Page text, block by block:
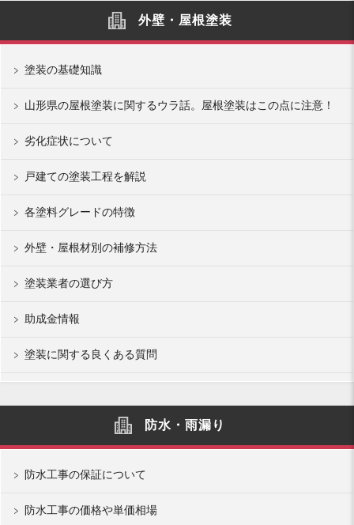
外壁・屋根塗装
塗装の基礎知識
山形県の屋根塗装に関するウラ話。屋根塗装はこの点に注意！
劣化症状について
戸建ての塗装工程を解説
各塗料グレードの特徴
外壁・屋根材別の補修方法
塗装業者の選び方
助成金情報
塗装に関する良くある質問
防水・雨漏り
防水工事の保証について
防水工事の価格や単価相場